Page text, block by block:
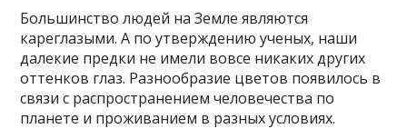
Большинство людей на Земле являются
кареглазыми. А по утверждению ученых, наши
далекие предки не имели вовсе никаких других
оттенков глаз. Разнообразие цветов появилось в
связи с распространением человечества по
планете и проживанием в разных условиях.